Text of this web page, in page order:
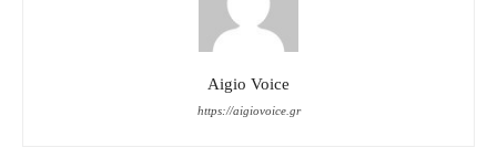
Aigio Voice
https://aigiovoice.gr